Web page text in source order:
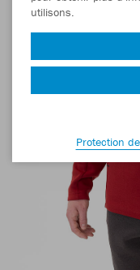
utilisons.
Protection